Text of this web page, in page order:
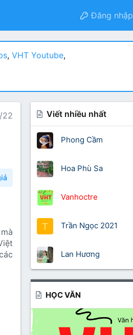
Đăng nhập
, VHT Youtube,
22 Viết nhiều nhất
Phong Cầm
Hoa Phù Sa
Vanhoctre
T Trần Ngọc 2021
Lan Hương
HỌC VĂN